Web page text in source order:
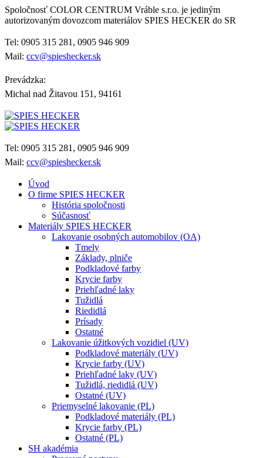
Spoločnosť COLOR CENTRUM Vráble s.r.o. je jediným
autorizovaným dovozcom materiálov SPIES HECKER do SR
Tel: 0905 315 281, 0905 946 909
Mail: ccv@spieshecker.sk
Prevádzka:
Michal nad Žitavou 151, 94161
Tel: 0905 315 281, 0905 946 909
Mail: ccv@spieshecker.sk
Úvod
O firme SPIES HECKER
História spoločnosti
Súčasnosť
Materiály SPIES HECKER
Lakovanie osobných automobilov (OA)
Tmely
Základy, plniče
Podkladové farby
Krycie farby
Priehľadné laky
Tužidlá
Riedidlá
Prísady
Ostatné
Lakovanie úžitkových vozidiel (UV)
Podkladové materiály (UV)
Krycie farby (UV)
Priehľadné laky (UV)
Tužidlá, riedidlá (UV)
Ostatné (UV)
Priemyselné lakovanie (PL)
Podkladové materiály (PL)
Krycie farby (PL)
Ostatné (PL)
SH akadémia